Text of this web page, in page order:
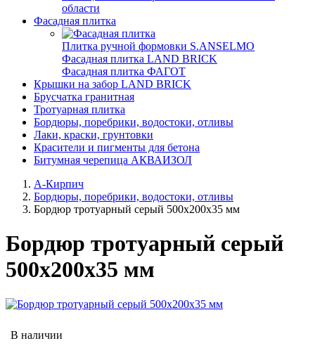
области
Фасадная плитка
Плитка ручной формовки S.ANSELMO
Фасадная плитка LAND BRICK
Фасадная плитка ФАГОТ
Крышки на забор LAND BRICK
Брусчатка гранитная
Тротуарная плитка
Бордюры, поребрики, водостоки, отливы
Лаки, краски, грунтовки
Красители и пигменты для бетона
Битумная черепица АКВАИЗОЛ
А-Кирпич
Бордюры, поребрики, водостоки, отливы
Бордюр тротуарный серый 500х200х35 мм
Бордюр тротуарный серый
500х200х35 мм
В наличии